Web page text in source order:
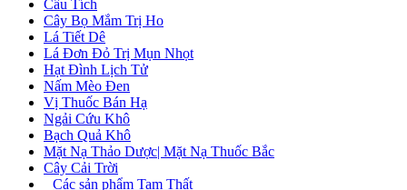
Cầu Tích
Cây Bọ Mắm Trị Ho
Lá Tiết Dê
Lá Đơn Đỏ Trị Mụn Nhọt
Hạt Đình Lịch Tử
Nấm Mèo Đen
Vị Thuốc Bán Hạ
Ngải Cứu Khô
Bạch Quả Khô
Mặt Nạ Thảo Dược| Mặt Nạ Thuốc Bắc
Cây Cải Trời
Các sản phẩm Tam Thất